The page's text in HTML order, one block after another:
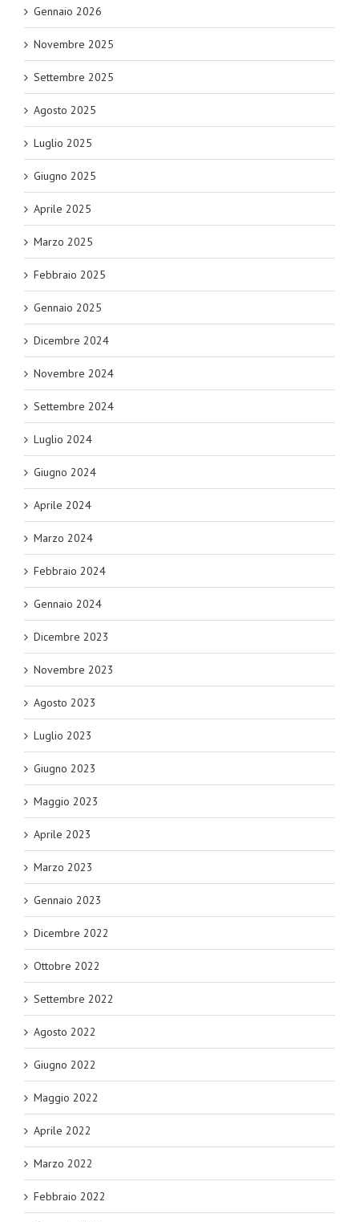
Gennaio 2026
Novembre 2025
Settembre 2025
Agosto 2025
Luglio 2025
Giugno 2025
Aprile 2025
Marzo 2025
Febbraio 2025
Gennaio 2025
Dicembre 2024
Novembre 2024
Settembre 2024
Luglio 2024
Giugno 2024
Aprile 2024
Marzo 2024
Febbraio 2024
Gennaio 2024
Dicembre 2023
Novembre 2023
Agosto 2023
Luglio 2023
Giugno 2023
Maggio 2023
Aprile 2023
Marzo 2023
Gennaio 2023
Dicembre 2022
Ottobre 2022
Settembre 2022
Agosto 2022
Giugno 2022
Maggio 2022
Aprile 2022
Marzo 2022
Febbraio 2022